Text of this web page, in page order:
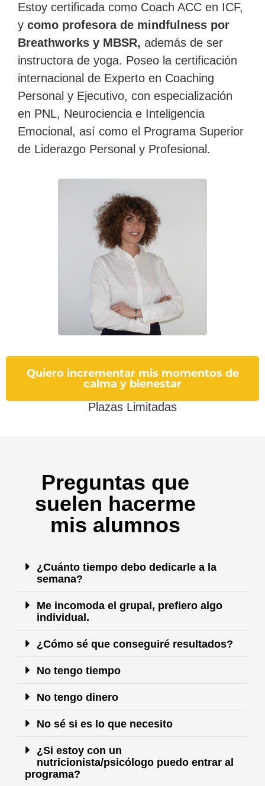
Estoy certificada como Coach ACC en ICF,
y como profesora de mindfulness por
Breathworks y MBSR, además de ser
instructora de yoga. Poseo la certificación
internacional de Experto en Coaching
Personal y Ejecutivo, con especialización
en PNL, Neurociencia e Inteligencia
Emocional, así como el Programa Superior
de Liderazgo Personal y Profesional.
Quiero incrementar mis momentos de
calma y bienestar
Plazas Limitadas
Preguntas que
suelen hacerme
mis alumnos
¿Cuánto tiempo debo dedicarle a la
semana?
Me incomoda el grupal, prefiero algo
individual.
¿Cómo sé que conseguiré resultados?
No tengo tiempo
No tengo dinero
No sé si es lo que necesito
¿Si estoy con un
nutricionista/psicólogo puedo entrar al
programa?